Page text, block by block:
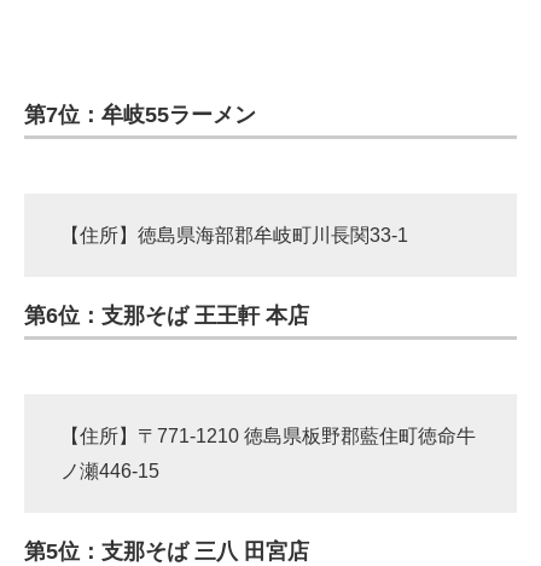
第7位：牟岐55ラーメン
【住所】徳島県海部郡牟岐町川長関33-1
第6位：支那そば 王王軒 本店
【住所】〒771-1210 徳島県板野郡藍住町徳命牛
ノ瀬446-15
第5位：支那そば 三八 田宮店